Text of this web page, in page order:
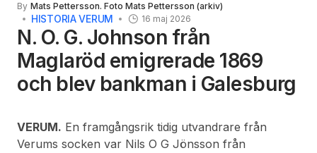
By Mats Pettersson. Foto Mats Pettersson (arkiv)
HISTORIA VERUM 16 maj 2026
N. O. G. Johnson från
Maglaröd emigrerade 1869
och blev bankman i Galesburg
VERUM. En framgångsrik tidig utvandrare från
Verums socken var Nils O G Jönsson från